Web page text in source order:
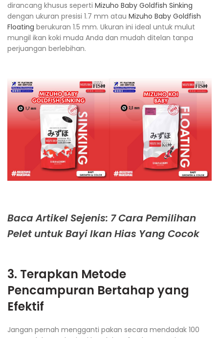
dirancang khusus seperti Mizuho Baby Goldfish Sinking
dengan ukuran presisi 1.7 mm atau Mizuho Baby Goldfish
Floating berukuran 1.5 mm. Ukuran ini ideal untuk mulut
mungil ikan koki muda Anda dan mudah ditelan tanpa
perjuangan berlebihan.
Baca Artikel Sejenis: 7 Cara Pemilihan
Pelet untuk Bayi Ikan Hias Yang Cocok
3. Terapkan Metode
Pencampuran Bertahap yang
Efektif
Jangan pernah mengganti pakan secara mendadak 100